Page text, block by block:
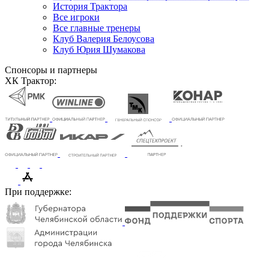
История Трактора
Все игроки
Все главные тренеры
Клуб Валерия Белоусова
Клуб Юрия Шумакова
Спонсоры и партнеры
ХК Трактор:
При поддержке: